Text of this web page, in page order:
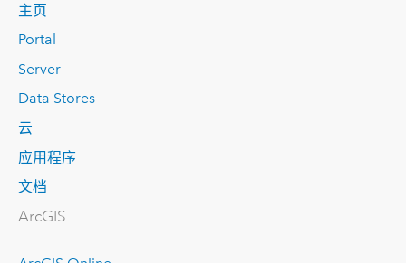
主页
Portal
Server
Data Stores
云
应用程序
文档
ArcGIS